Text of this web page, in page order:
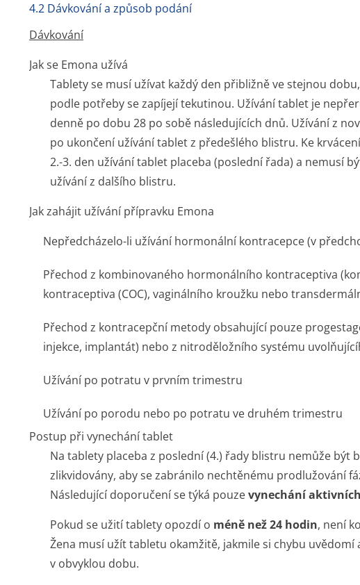
4.2 Dávkování a způsob podání
Dávkování
Jak se Emona užívá
Tablety se musí užívat každý den přibližně ve stejnou
podle potřeby se zapíjejí tekutinou. Užívání tablet je
denně po dobu 28 po sobě následujících dnů. Užívání z
po ukončení užívání tablet z předešlého blistru. Ke
2.-3. den užívání tablet placeba (poslední řada) a nemusí
užívání z dalšího blistru.
Jak zahájit užívání přípravku Emona
Nepředcházelo-li užívání hormonální kontracepce (v
Přechod z kombinovaného hormonálního kontraceptiva
kontraceptiva (COC), vaginálního kroužku nebo
Přechod z kontracepční metody obsahující pouze
injekce, implantát) nebo z nitroděložního systému
Užívání po potratu v prvním trimestru
Užívání po porodu nebo po potratu ve druhém trimestru
Postup při vynechání tablet
Na tablety placeba z poslední (4.) řady blistru nemůže být
zlikvidovány, aby se zabránilo nechtěnému prodlužování
Následující doporučení se týká pouzevynechání
Pokud se užití tablety opozdí o méně než 24 hodin, není
Žena musí užít tabletu okamžitě, jakmile si chybu uvědomí
v obvyklou dobu.